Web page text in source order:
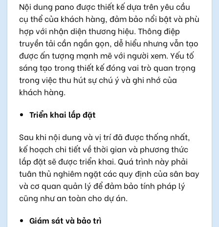
Nội dung pano được thiết kế dựa trên yêu cầu
cụ thể của khách hàng, đảm bảo nổi bật và phù
hợp với nhận diện thương hiệu. Thông điệp
truyền tải cần ngắn gọn, dễ hiểu nhưng vẫn tạo
được ấn tượng mạnh mẽ với người xem. Yếu tố
sáng tạo trong thiết kế đóng vai trò quan trọng
trong việc thu hút sự chú ý và ghi nhớ của
khách hàng.
Triển khai lắp đặt
Sau khi nội dung và vị trí đã được thống nhất,
kế hoạch chi tiết về thời gian và phương thức
lắp đặt sẽ được triển khai. Quá trình này phải
tuân thủ nghiêm ngặt các quy định của sân bay
và cơ quan quản lý để đảm bảo tính pháp lý
cũng như an toàn cho dự án.
Giám sát và bảo trì